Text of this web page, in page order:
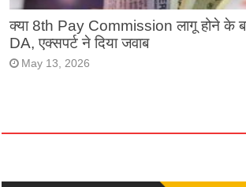
क्या 8th Pay Commission लागू होने के
DA, एक्सपर्ट ने दिया जवाब
May 13, 2026